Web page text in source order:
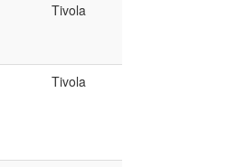
Tivola
Tivola